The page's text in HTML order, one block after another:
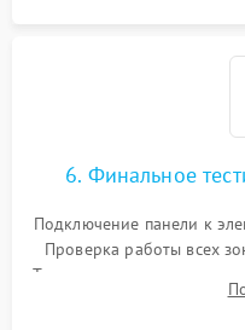
6. Финальное
Подключение панели к
Проверка работы всех
Тестирование сенсорного
остаточного тепла